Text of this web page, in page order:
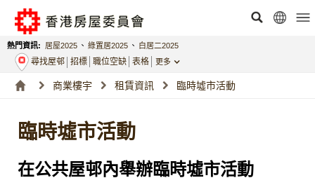
熱門資訊: 居屋2025 、 綠置居2025 、 白居二2025
尋找屋邨 招標 職位空缺 表格 更多
商業樓宇 租賃資訊 臨時墟市活動
臨時墟市活動
在公共屋邨內舉辦臨時墟市活動